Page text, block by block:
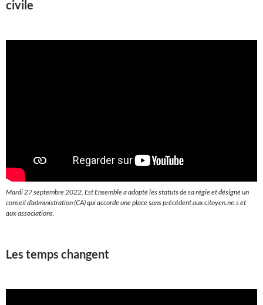
civile
Mardi 27 septembre 2022, Est Ensemble a adopté les statuts de sa régie et désigné un
conseil d’administration (CA) qui accorde une place sans précédent aux citoyen.ne.s et
aux associations.
Les temps changent